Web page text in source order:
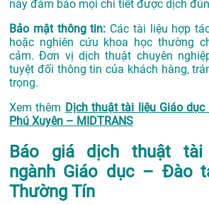
này đảm bảo mọi chi tiết được dịch
Bảo mật thông tin: Các tài liệu hợp
hoặc nghiên cứu khoa học thường
cảm. Đơn vị dịch thuật chuyên
tuyệt đối thông tin của khách hàng,
trọng.
Xem thêm Dịch thuật tài liệu Giáo
Phú Xuyên – MIDTRANS
Báo giá dịch thuật tài
ngành Giáo dục – Đào
Thường Tín